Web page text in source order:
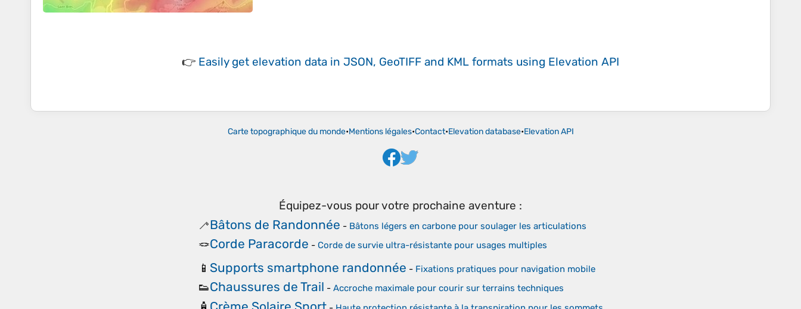
👉 Easily get elevation data in JSON, GeoTIFF and KML formats using Elevation API
Carte topographique du monde•Mentions légales•Contact•Elevation database•Elevation API
Équipez-vous pour votre prochaine aventure :
🦯Bâtons de Randonnée - Bâtons légers en carbone pour soulager les articulations
🪢Corde Paracorde - Corde de survie ultra-résistante pour usages multiples
📱 Supports smartphone randonnée - Fixations pratiques pour navigation mobile
👟Chaussures de Trail - Accroche maximale pour courir sur terrains techniques